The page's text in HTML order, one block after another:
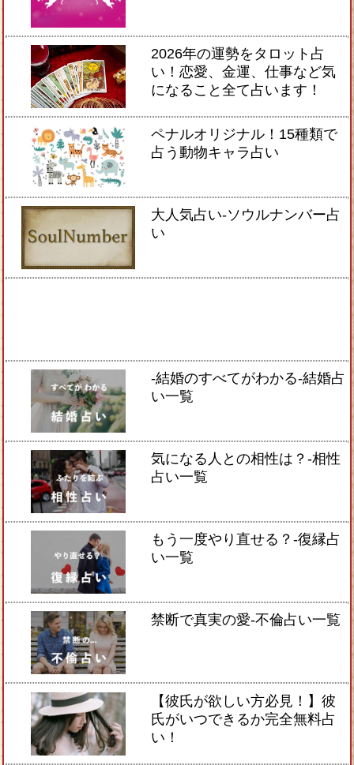
2026年の運勢をタロット占
い！恋愛、金運、仕事など気
になること全て占います！
ペナルオリジナル！15種類で
占う動物キャラ占い
大人気占い-ソウルナンバー占
い
-結婚のすべてがわかる-結婚占
い一覧
気になる人との相性は？-相性
占い一覧
もう一度やり直せる？-復縁占
い一覧
禁断で真実の愛-不倫占い一覧
【彼氏が欲しい方必見！】彼
氏がいつできるか完全無料占
い！